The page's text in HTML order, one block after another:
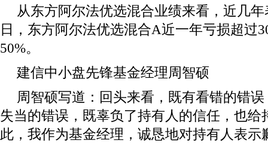
从东方阿尔法优选混合业绩来看，近几
日，东方阿尔法优选混合A近一年亏损超过
50%。
建信中小盘先锋基金经理周智硕
周智硕写道：回头来看，既有看错的错
失当的错误，既辜负了持有人的信任，也给
此，我作为基金经理，诚恳地对持有人表示